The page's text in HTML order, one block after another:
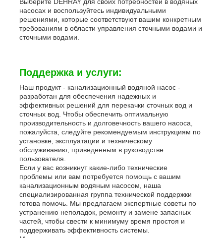
насосах и воспользуйтесь индивидуальными
решениями, которые соответствуют вашим конкретным
требованиям в области управления сточными водами и
сточными водами.
Поддержка и услуги:
Наш продукт - канализационный водяной насос -
разработан для обеспечения надежных и
эффективных решений для перекачки сточных вод и
сточных вод. Чтобы обеспечить оптимальную
производительность и долговечность вашего насоса,
пожалуйста, следуйте рекомендуемым инструкциям по
установке, эксплуатации и техническому
обслуживанию, приведенным в руководстве
пользователя.
Если у вас возникнут какие-либо технические
проблемы или вам потребуется помощь с вашим
канализационным водяным насосом, наша
специализированная группа технической поддержки
готова помочь. Мы предлагаем экспертные советы по
устранению неполадок, ремонту и замене запасных
частей, чтобы свести к минимуму время простоя и
поддерживать эффективность системы.